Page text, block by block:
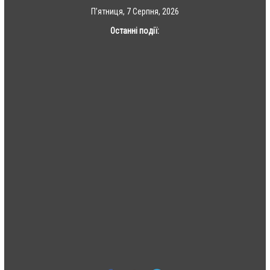
П’ятниця, 7 Серпня, 2026
Останні події: